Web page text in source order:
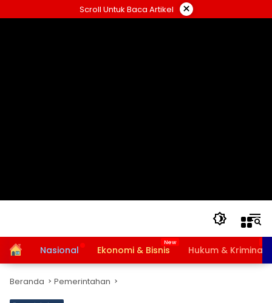
ke
Scroll Untuk Baca Artikel ×
HomeNasional Ekonomi & Bisnis Hukum & Kriminal
Beranda Pemerintahan